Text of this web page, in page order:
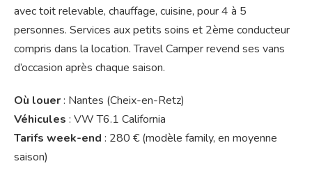
avec toit relevable, chauffage, cuisine, pour 4 à 5
personnes. Services aux petits soins et 2ème conducteur
compris dans la location. Travel Camper revend ses vans
d’occasion après chaque saison.
Où louer: Nantes (Cheix-en-Retz)
Véhicules : VW T6.1 California
Tarifs week-end : 280 € (modèle family, en moyenne
saison)